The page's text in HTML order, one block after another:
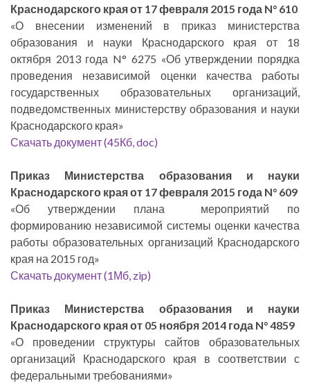
Краснодарского края от 17 февраля 2015 года N° 610
«О внесении изменений в приказ министерства
образования и науки Краснодарского края от 18
октября 2013 года N° 6275 «Об утверждении порядка
проведения независимой оценки качества работы
государственных образовательных организаций,
подведомственных министерству образования и науки
Краснодарского края»
Скачать документ (45Кб, doc)
Приказ Министерства образования и науки
Краснодарского края от 17 февраля 2015 года N° 609
«Об утверждении плана мероприятий по
формированию независимой системы оценки качества
работы образовательных организаций Краснодарского
края на 2015 год»
Скачать документ (1Мб, zip)
Приказ Министерства образования и науки
Краснодарского края от 05 ноября 2014 года N° 4859
«О проведении структуры сайтов образовательных
организаций Краснодарского края в соответствии с
федеральными требованиями»